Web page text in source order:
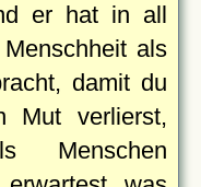
er hat in all
als
damit du
Mut verlierst,
Menschen